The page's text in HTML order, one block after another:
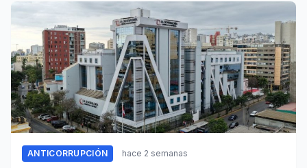
ANTICORRUPCIÓN hace 2 semanas